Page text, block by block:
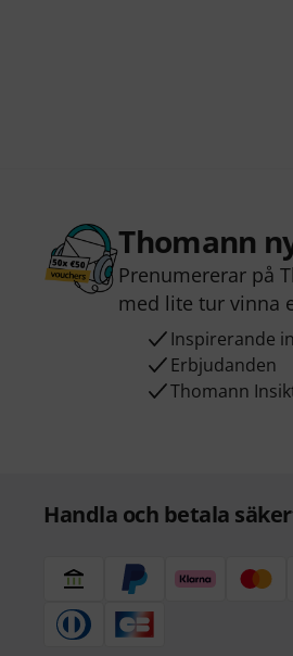
Thomann
Prenumererar på
med lite tur vinna
Inspirerande
Erbjudanden
Thomann
Handla och betala